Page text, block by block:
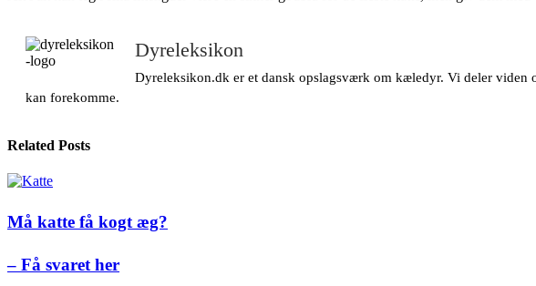
Dyreleksikon
Dyreleksikon.dk er et dansk opslagsværk om kæledyr. Vi deler viden
kan forekomme.
Related Posts
Må katte få kogt æg?
– Få svaret her